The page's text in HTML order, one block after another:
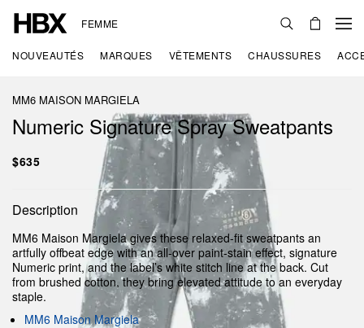
FEMME
NOUVEAUTÉS MARQUES VÊTEMENTS CHAUSSURES
MM6 MAISON MARGIELA
Numeric Signature Spray Sweatpants
$635
Description
MM6 Maison Margiela gives these relaxed-fit sweatpants an
artfully offbeat edge with an all-over paint-stain effect, signature
Numeric print, and the label’s white stitch line at the back. Cut
from brushed cotton, they bring elevated attitude to an everyday
staple.
MM6 Maison Margiela